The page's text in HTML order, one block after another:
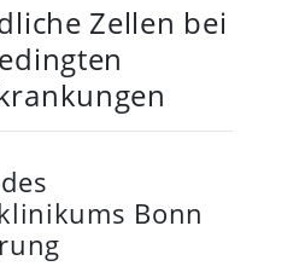
Zellen bei
Bonn